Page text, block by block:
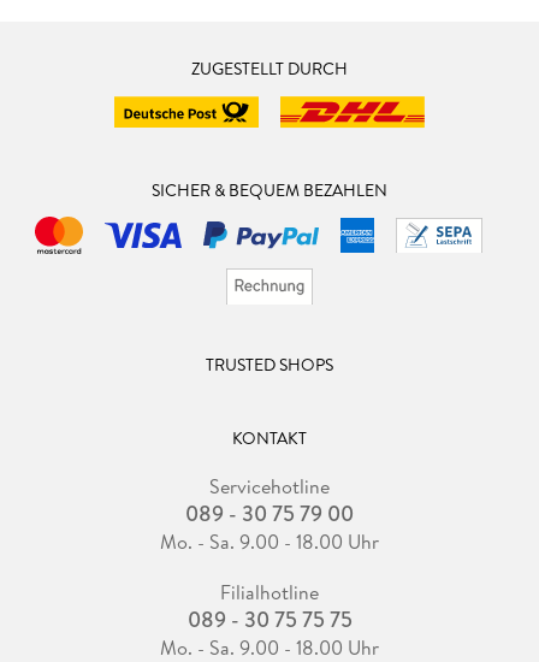
ZUGESTELLT DURCH
SICHER & BEQUEM BEZAHLEN
TRUSTED SHOPS
KONTAKT
Servicehotline
089 - 30 75 79 00
Mo. - Sa. 9.00 - 18.00 Uhr
Filialhotline
089 - 30 75 75 75
Mo. - Sa. 9.00 - 18.00 Uhr